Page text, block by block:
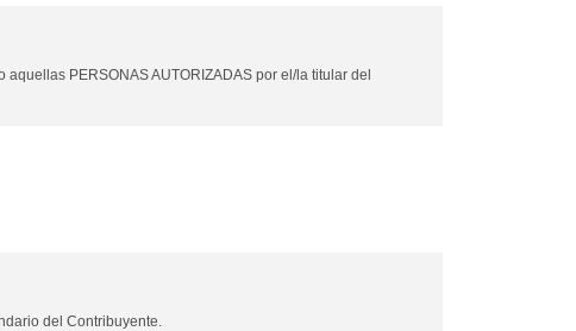
PERSONAS AUTORIZADAS por el/la titular del
del Contribuyente.